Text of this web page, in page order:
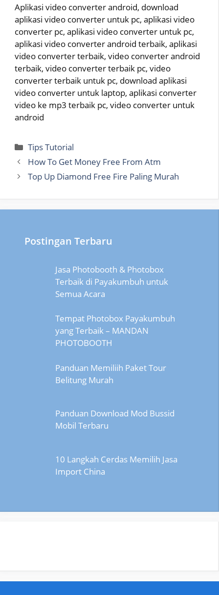
Aplikasi video converter android, download
aplikasi video converter untuk pc, aplikasi video
converter pc, aplikasi video converter untuk pc,
aplikasi video converter android terbaik, aplikasi
video converter terbaik, video converter android
terbaik, video converter terbaik pc, video
converter terbaik untuk pc, download aplikasi
video converter untuk laptop, aplikasi converter
video ke mp3 terbaik pc, video converter untuk
android
Categories
Tips Tutorial
How To Get Money Free From Atm
Top Up Diamond Free Fire Paling Murah
Postingan Terbaru
Jasa Photobooth & Photobox
Terbaik di Payakumbuh untuk
Semua Acara
Tempat Photobox Payakumbuh
yang Terbaik – MANDAN
PHOTOBOOTH
Panduan Memiliih Paket Tour
Belitung Murah
Panduan Download Mod Bussid
Mobil Terbaru
10 Langkah Cerdas Memilih Jasa
Import China